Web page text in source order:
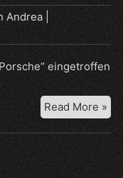
Andrea
eingetroffen
Read More »911
/